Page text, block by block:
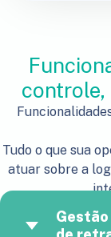
controle,
Tudo o que sua
atuar sobre a